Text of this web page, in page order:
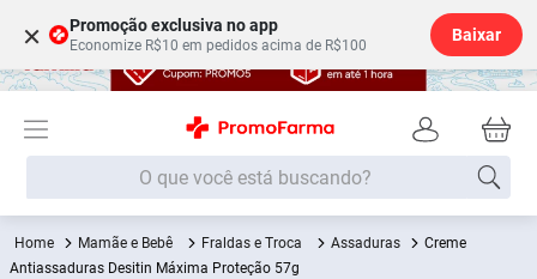
× Promoção exclusiva no app
Economize R$10 em pedidos acima de R$100
Baixar
O que você está buscando?
Mamãe e Bebê Fraldas e Troca Assaduras
Creme
Antiassaduras Desitin Máxima Proteção 57g
Termos mais buscados